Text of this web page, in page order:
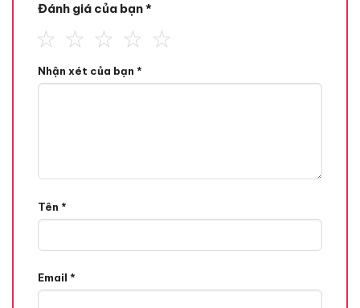
Đánh giá của bạn*
Nhận xét của bạn *
Tên *
Email *